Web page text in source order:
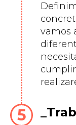
vamos